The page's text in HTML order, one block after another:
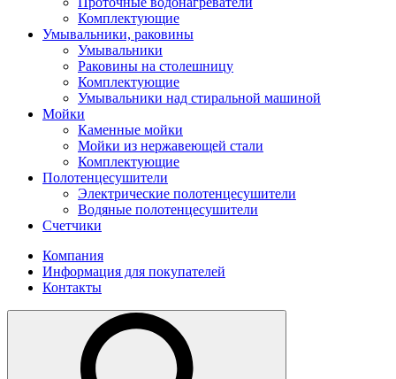
Комплектующие
Умывальники, раковины
Умывальники
Раковины на столешницу
Комплектующие
Умывальники над стиральной машиной
Мойки
Каменные мойки
Мойки из нержавеющей стали
Комплектующие
Полотенцесушители
Электрические полотенцесушители
Водяные полотенцесушители
Счетчики
Компания
Информация для покупателей
Контакты